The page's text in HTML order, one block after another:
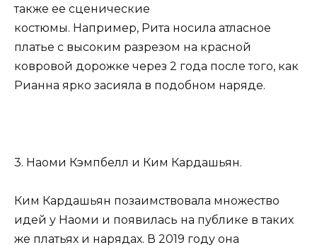
также ее сценические
костюмы. Например, Рита носила атласное
платье с высоким разрезом на красной
ковровой дорожке через 2 года после того, как
Рианна ярко засияла в подобном наряде.
3. Наоми Кэмпбелл и Ким Кардашьян.
Ким Кардашьян позаимствовала множество
идей у ​​Наоми и появилась на публике в таких
же платьях и нарядах. В 2019 году она